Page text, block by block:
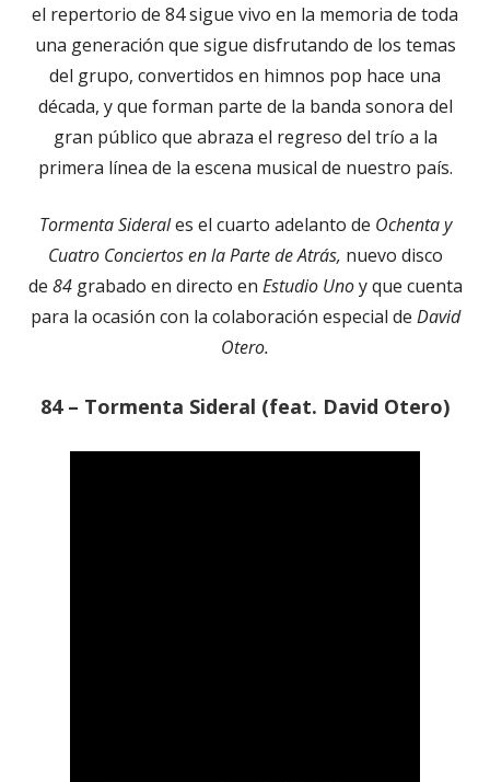
el repertorio de 84 sigue vivo en la memoria de toda
una generación que sigue disfrutando de los temas
del grupo, convertidos en himnos pop hace una
década, y que forman parte de la banda sonora del
gran público que abraza el regreso del trío a la
primera línea de la escena musical de nuestro país.
Tormenta Siderales el cuarto adelanto de Ochenta y
Cuatro Conciertos en la Parte de Atrás, nuevo disco
de 84grabado en directo en Estudio Unoy que cuenta
para la ocasión con la colaboración especial de David
Otero.
84 – Tormenta Sideral (feat. David Otero)